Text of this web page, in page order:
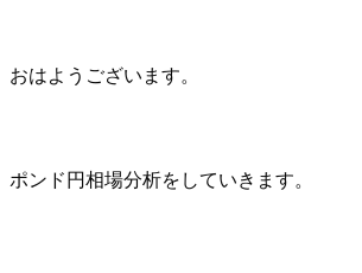
おはようございます。
ポンド円相場分析をしていきます。